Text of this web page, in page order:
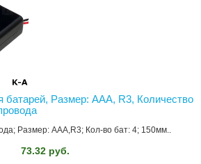
батарей, Размер: AAA, R3, Количество
Размер: AAA,R3; Кол-во бат: 4; 150мм..
73.32 руб.